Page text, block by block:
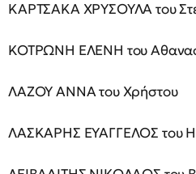
ΚΑΡΤΣΑΚΑ ΧΡΥΣΟΥΛΑ του
ΚΟΤΡΩΝΗ ΕΛΕΝΗ του
ΛΑΖΟΥ ΑΝΝΑ του Χρήστου
ΛΑΣΚΑΡΗΣ ΕΥΑΓΓΕΛΟΣ του